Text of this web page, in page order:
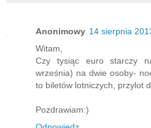
Anonimowy 14 sierpnia
Witam,
Czy tysiąc euro starczy
września) na dwie osoby-
to biletów lotniczych, przylot
Pozdrawiam:)